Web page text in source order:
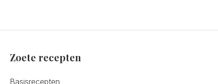
Zoete recepten
Basisrecepten